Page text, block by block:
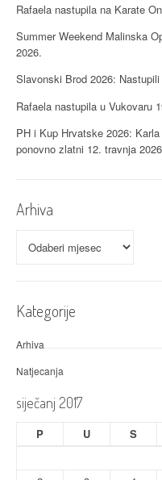
o
b
j
a
v
Rafaela nastupila na Karate
Summer Weekend Malinska
2026.
Slavonski Brod 2026:
Rafaela nastupila u Vukovaru
PH i Kup Hrvatske 2026:
ponovno zlatni 12. travnja
Arhiva
Kategorije
Arhiva
Natjecanja
siječanj 2017
P U S